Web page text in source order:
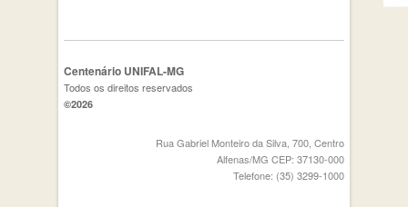
Centenário UNIFAL-MG
Todos os direitos reservados
©2026
Rua Gabriel Monteiro da Silva, 700, Centro
Alfenas/MG CEP: 37130-000
Telefone: (35) 3299-1000